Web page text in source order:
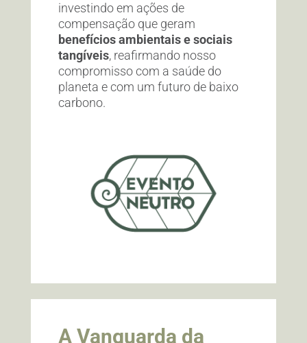
investindo em ações de
compensação que geram
benefícios ambientais e sociais
tangíveis, reafirmando nosso
compromisso com a saúde do
planeta e com um futuro de baixo
carbono.
A Vanguarda da